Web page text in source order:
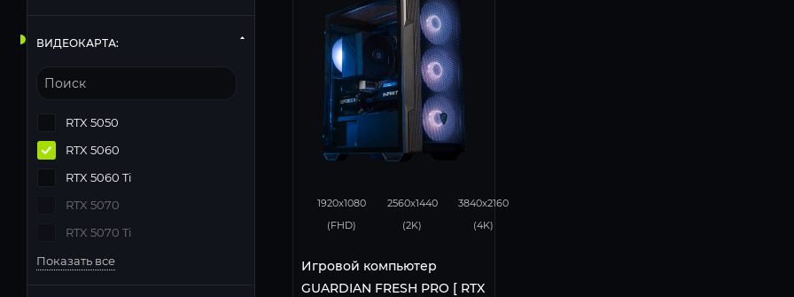
1920x1080
(FHD)
2560x1440
(2K)
3840x2160
(4K)
Игровой компьютер
GUARDIAN FRESH PRO [ RTX
ВИДЕОКАРТА:
RTX 5050
RTX 5060
RTX 5060 Ti
RTX 5070
RTX 5070 Ti
Показать все